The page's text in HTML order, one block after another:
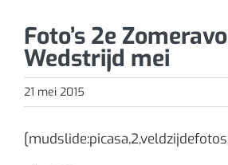
Foto’s 2e
Wedstrijd mei
21 mei 2015